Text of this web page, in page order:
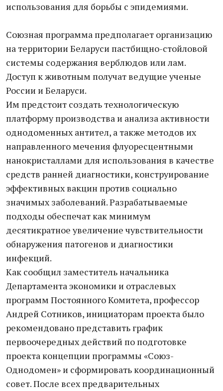
использования для борьбы с эпидемиями.
Союзная программа предполагает организацию
на территории Беларуси пастбищно-стойловой
системы содержания верблюдов или лам.
Доступ к животным получат ведущие ученые
России и Беларуси.
Им предстоит создать технологическую
платформу производства и анализа активности
однодоменных антител, а также методов их
направленного мечения флуоресцентными
нанокристаллами для использования в качестве
средств ранней диагностики, конструирование
эффективных вакцин против социально
значимых заболеваний. Разрабатываемые
подходы обеспечат как минимум
десятикратное увеличение чувствительности
обнаружения патогенов и диагностики
инфекций.
Как сообщил заместитель начальника
Департамента экономики и отраслевых
программ Постоянного Комитета, профессор
Андрей Сотников, инициаторам проекта было
рекомендовано представить график
первоочередных действий по подготовке
проекта концепции программы «Союз-
Однодомен» и сформировать координационный
совет. После всех предварительных